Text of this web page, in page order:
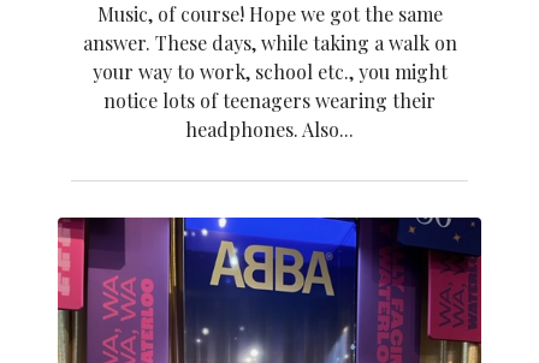
Music, of course! Hope we got the same
answer. These days, while taking a walk on
your way to work, school etc., you might
notice lots of teenagers wearing their
headphones. Also...